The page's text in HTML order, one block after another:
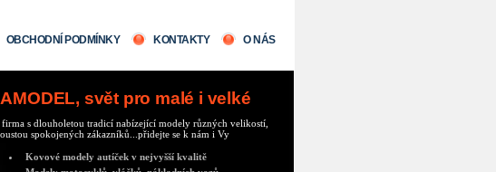
OBCHODNÍ PODMÍNKY KONTAKTY O NÁS
svět pro malé i velké
firma s dlouholetou tradicí nabízející modely různých velikostí,
spokojených zákazníků...přidejte se k nám i Vy
Kovové modely autíček v nejvyšší kvalitě